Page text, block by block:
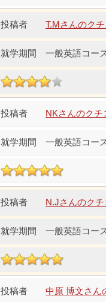
T.Mさんのク
一般英語コー
NKさんのクチ
一般英語コー
N.Jさんのク
一般英語コー
中原 博文さん